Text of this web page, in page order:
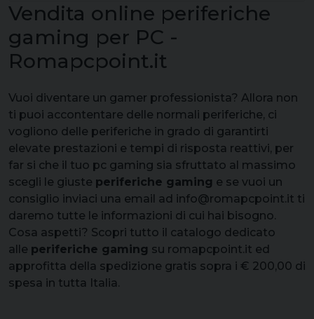
Vendita online periferiche
gaming per PC -
Romapcpoint.it
Vuoi diventare un gamer professionista? Allora non
ti puoi accontentare delle normali periferiche, ci
vogliono delle periferiche in grado di garantirti
elevate prestazioni e tempi di risposta reattivi, per
far si che il tuo pc gaming sia sfruttato al massimo
scegli le giuste periferiche gaming e se vuoi un
consiglio inviaci una email ad info@romapcpoint.it ti
daremo tutte le informazioni di cui hai bisogno.
Cosa aspetti? Scopri tutto il catalogo dedicato
alle periferiche gaming su romapcpoint.it ed
approfitta della spedizione gratis sopra i € 200,00 di
spesa in tutta Italia.